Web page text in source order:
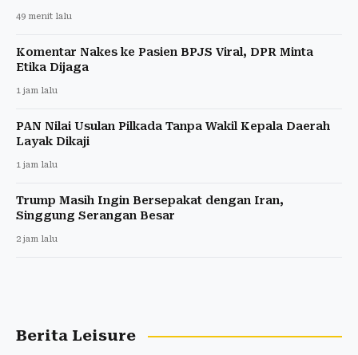
49 menit lalu
Komentar Nakes ke Pasien BPJS Viral, DPR Minta
Etika Dijaga
1 jam lalu
PAN Nilai Usulan Pilkada Tanpa Wakil Kepala Daerah
Layak Dikaji
1 jam lalu
Trump Masih Ingin Bersepakat dengan Iran,
Singgung Serangan Besar
2 jam lalu
Berita Leisure